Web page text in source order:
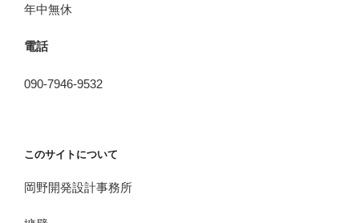
年中無休
電話
090-7946-9532
このサイトについて
岡野開発設計事務所